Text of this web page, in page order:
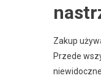
Zakup
Przede